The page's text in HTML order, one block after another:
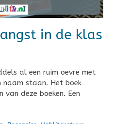
in de klas
al een ruim oevre met
naam staan. Het boek
van deze boeken. Een